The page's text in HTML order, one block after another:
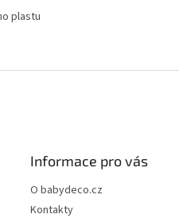
plastu
Informace pro vás
O babydeco.cz
Kontakty